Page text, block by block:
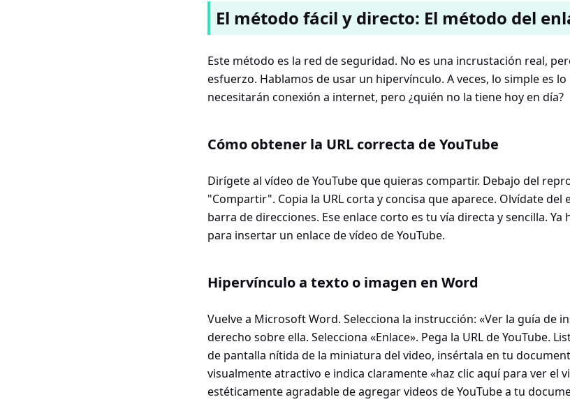
El método fácil y directo: El método del
Este método es la red de seguridad. No es una incrustación real,
esfuerzo. Hablamos de usar un hipervínculo. A veces, lo simple es lo
necesitarán conexión a internet, pero ¿quién no la tiene hoy en día?
Cómo obtener la URL correcta de YouTube
Dirígete al vídeo de YouTube que quieras compartir. Debajo del
"Compartir". Copia la URL corta y concisa que aparece. Olvídate del
barra de direcciones. Ese enlace corto es tu vía directa y sencilla.
para insertar un enlace de vídeo de YouTube.
Hipervínculo a texto o imagen en Word
Vuelve a Microsoft Word. Selecciona la instrucción: «Ver la guía de
derecho sobre ella. Selecciona «Enlace». Pega la URL de YouTube.
de pantalla nítida de la miniatura del video, insértala en tu
visualmente atractivo e indica claramente «haz clic aquí para ver el
estéticamente agradable de agregar videos de YouTube a tu